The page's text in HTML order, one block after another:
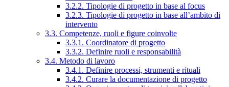
3.2.2. Tipologie di progetto in base al focus
3.2.3. Tipologie di progetto in base all’ambito di
intervento
3.3. Competenze, ruoli e figure coinvolte
3.3.1. Coordinatore di progetto
3.3.2. Definire ruoli e responsabilità
3.4. Metodo di lavoro
3.4.1. Definire processi, strumenti e rituali
3.4.2. Curare la documentazione di progetto